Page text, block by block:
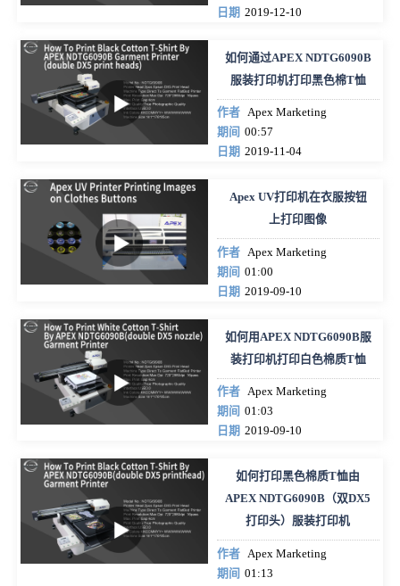
日期 2019-12-10
如何通过APEX NDTG6090B
服装打印机打印黑色棉T恤
作者 Apex Marketing
期间 00:57
日期 2019-11-04
Apex UV打印机在衣服按钮
上打印图像
作者
Apex Marketing
期间 01:00
日期 2019-09-10
如何用APEX NDTG6090B服
装打印机打印白色棉质T恤
作者 Apex Marketing
期间 01:03
日期 2019-09-10
如何打印黑色棉质T恤由
APEX NDTG6090B（​​双DX5
打印头）服装打印机
作者 Apex Marketing
期间 01:13